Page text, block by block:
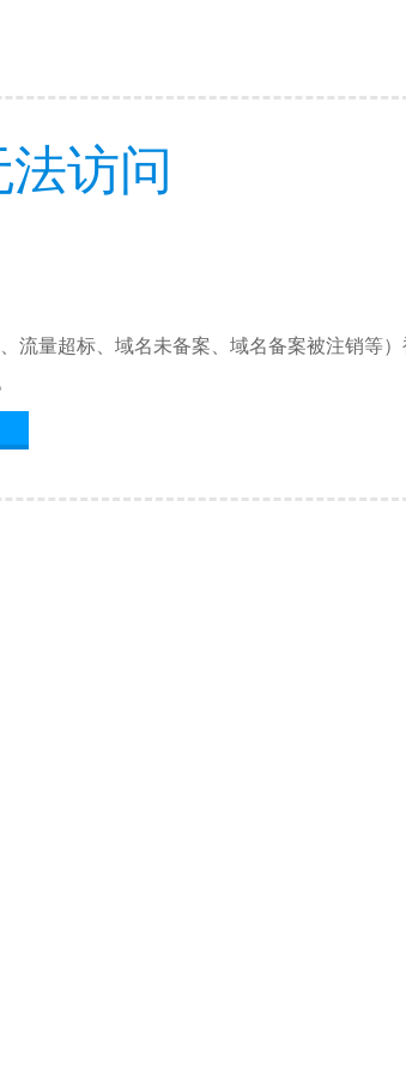
访问
量超标、域名未备案、域名备案被注销等）